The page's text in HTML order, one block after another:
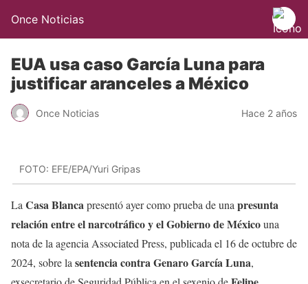
Once Noticias
EUA usa caso García Luna para
justificar aranceles a México
Once Noticias Hace 2 años
FOTO: EFE/EPA/Yuri Gripas
La Casa Blancapresentó ayer como prueba de una presunta
relación entre el narcotráfico y el Gobierno de Méxicouna
nota de la agencia Associated Press, publicada el 16 de octubre de
2024, sobre la sentencia contra Genaro García Luna,